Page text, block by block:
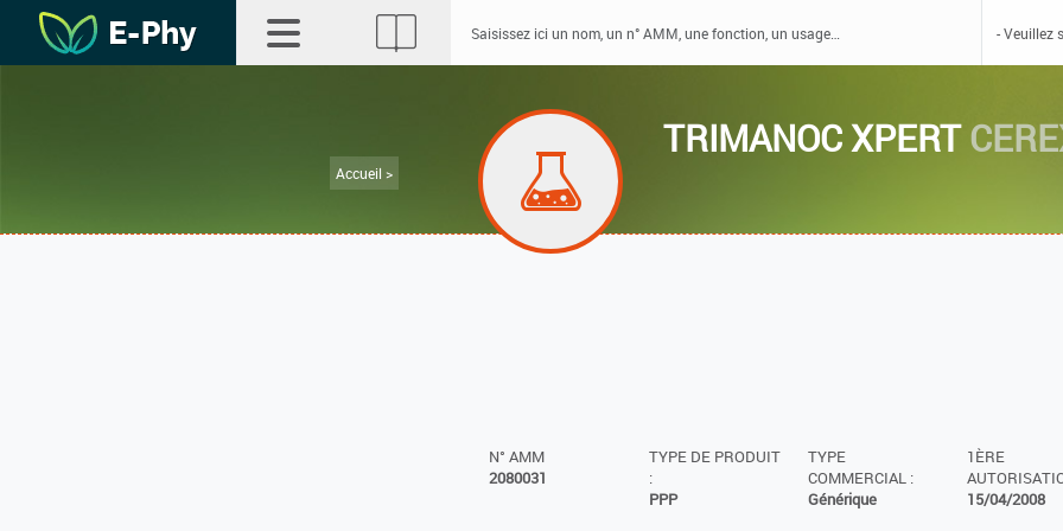
Accueil >
TRIMANOC XPERT
N° AMM
2080031
TYPE DE PRODUIT
:
PPP
TYPE
COMMERCIAL :
Générique
1ÈRE
15/04/2008